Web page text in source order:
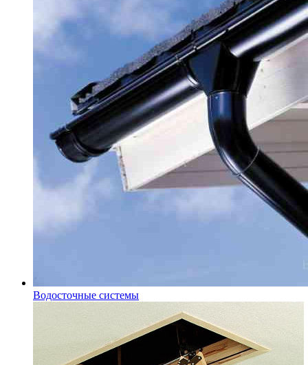
Водосточные системы